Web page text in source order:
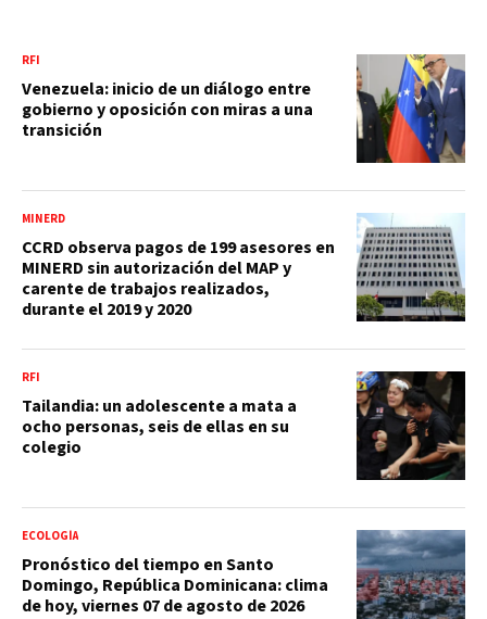
RFI
Venezuela: inicio de un diálogo entre
gobierno y oposición con miras a una
transición
MINERD
CCRD observa pagos de 199 asesores en
MINERD sin autorización del MAP y
carente de trabajos realizados,
durante el 2019 y 2020
RFI
Tailandia: un adolescente a mata a
ocho personas, seis de ellas en su
colegio
ECOLOGÍA
Pronóstico del tiempo en Santo
Domingo, República Dominicana: clima
de hoy, viernes 07 de agosto de 2026